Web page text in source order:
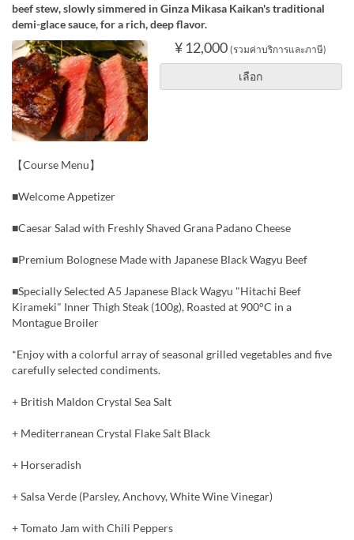
beef stew, slowly simmered in Ginza Mikasa Kaikan's traditional
demi-glace sauce, for a rich, deep flavor.
¥ 12,000 (รวมค่าบริการและภาษี)
เลือก
【Course Menu】
■Welcome Appetizer
■Caesar Salad with Freshly Shaved Grana Padano Cheese
■Premium Bolognese Made with Japanese Black Wagyu Beef
■Specially Selected A5 Japanese Black Wagyu "Hitachi Beef
Kirameki" Inner Thigh Steak (100g), Roasted at 900°C in a
Montague Broiler
*Enjoy with a colorful array of seasonal grilled vegetables and five
carefully selected condiments.
+ British Maldon Crystal Sea Salt
+ Mediterranean Crystal Flake Salt Black
+ Horseradish
+ Salsa Verde (Parsley, Anchovy, White Wine Vinegar)
+ Tomato Jam with Chili Peppers